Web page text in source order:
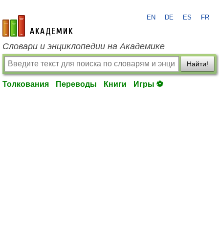
academic.ru
EN DE ES FR
Словари и энциклопедии на Академике
Найти!
Толкования Переводы Книги Игры ⚽